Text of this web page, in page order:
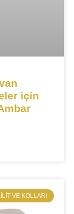
için
VE KOLLARI